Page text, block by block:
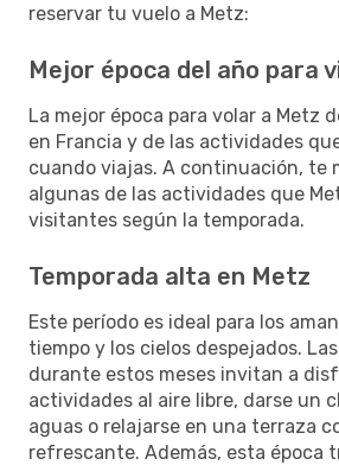
reservar tu vuelo a Metz:
Mejor época del año para
La mejor época para volar a Metz
en Francia y de las actividades
cuando viajas. A continuación, te
algunas de las actividades que
visitantes según la temporada.
Temporada alta en Metz
Este período es ideal para los
tiempo y los cielos despejados.
durante estos meses invitan a
actividades al aire libre, darse un
aguas o relajarse en una terraza
refrescante. Además, esta época